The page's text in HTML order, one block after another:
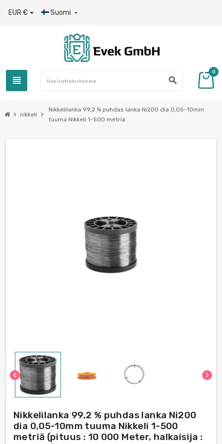
EUR € Suomi 
view_headline search
0
chevron_right nikkeli chevron_right
Nikkelilanka 99,2 % puhdas lanka Ni200 dia 0,05-10mm
tuuma Nikkeli 1-500 metriä
chevron_left chevron_right
Nikkelilanka 99,2 % puhdas lanka Ni200
dia 0,05-10mm tuuma Nikkeli 1-500
metriä (pituus : 10 000 Meter, halkaisija :